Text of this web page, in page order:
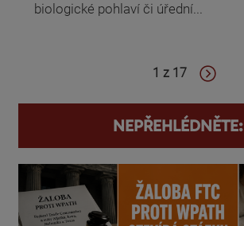
biologické pohlaví či úřední...
1 z 17
NEPŘEHLÉDNĚTE: